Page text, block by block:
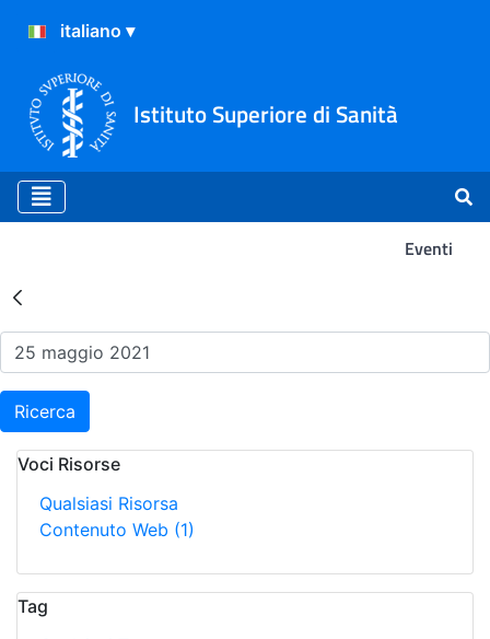
Istituto Superiore di Sanità
Eventi
Risultati della Ricerca -
Ricerca
Voci Risorse
Qualsiasi Risorsa
Contenuto Web (1)
Tag